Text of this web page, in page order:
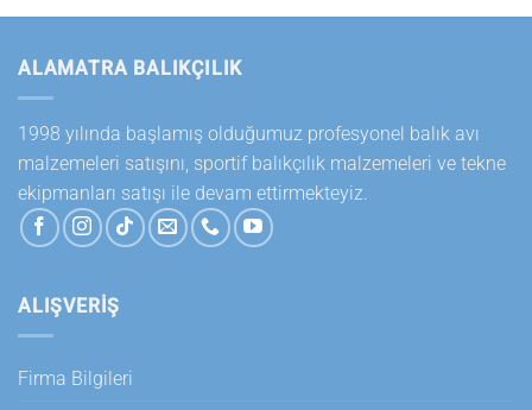
ALAMATRA BALIKÇILIK
1998 yılında başlamış olduğumuz profesyonel balık avı
malzemeleri satışını, sportif balıkçılık malzemeleri ve tekne
ekipmanları satışı ile devam ettirmekteyiz.
ALIŞVERİŞ
Firma Bilgileri